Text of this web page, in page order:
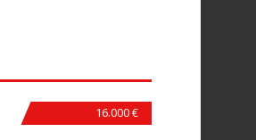
16.000 €